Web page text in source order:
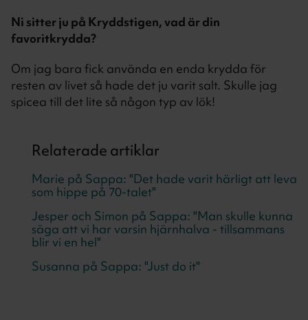
Ni sitter ju på Kryddstigen, vad är din
favoritkrydda?
Om jag bara fick använda en enda krydda för
resten av livet så hade det ju varit salt. Skulle jag
spicea till det lite så någon typ av lök!
Relaterade artiklar
Marie på Sappa: "Det hade varit härligt att leva
som hippe på 70-talet"
Jesper och Simon på Sappa: "Man skulle kunna
säga att vi har varsin hjärnhalva - tillsammans
blir vi en hel"
Susanna på Sappa: "Just do it"